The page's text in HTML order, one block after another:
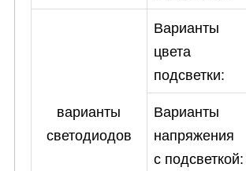
варианты
светодиодов
Варианты
цвета
подсветки:
Варианты
напряжения
с подсветкой: